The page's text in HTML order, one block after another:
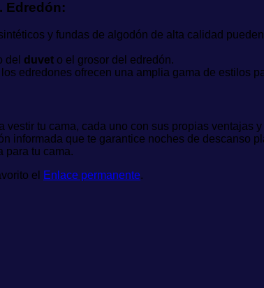
$60.000.
Edredón:
y fundas de algodón de alta calidad
del duvet o el grosor del edredón.
edredones ofrecen una amplia gama de estilos
vestir tu cama, cada uno con sus propias ventajas
informada que te garantice noches de descanso
para tu cama.
el Enlace permanente.